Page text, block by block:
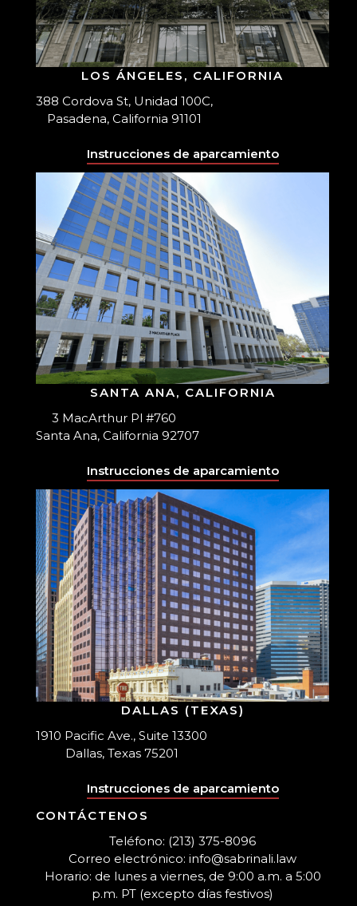
LOS ÁNGELES, CALIFORNIA
388 Cordova St, Unidad 100C,
Pasadena, California 91101
Instrucciones de aparcamiento
SANTA ANA, CALIFORNIA
3 MacArthur Pl #760
Santa Ana, California 92707
Instrucciones de aparcamiento
DALLAS (TEXAS)
1910 Pacific Ave., Suite 13300
Dallas, Texas 75201
Instrucciones de aparcamiento
CONTÁCTENOS
Teléfono: (213) 375-8096
Correo electrónico: info@sabrinali.law
Horario: de lunes a viernes, de 9:00 a.m. a 5:00
p.m. PT (excepto días festivos)